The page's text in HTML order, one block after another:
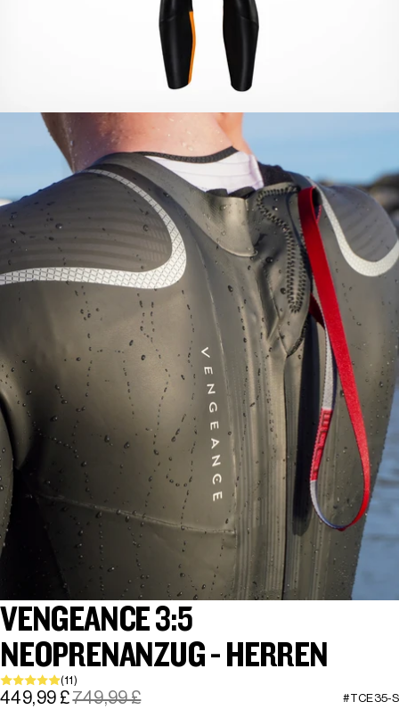
VENGEANCE 3:5
NEOPRENANZUG - HERREN
(11)
449,99 £749,99 £ #TCE35-S